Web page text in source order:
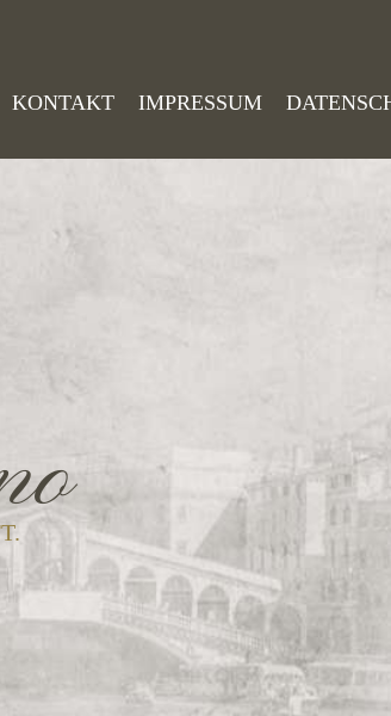
KONTAKT IMPRESSUM